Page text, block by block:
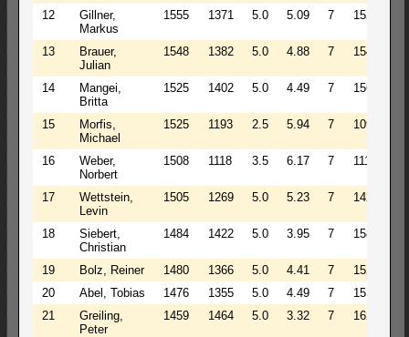
12
Gillner,
Markus
1555 1371 5.0 5.09 7 1529
13
Brauer,
Julian
1548 1382 5.0 4.88 7 1540
14
Mangei,
Britta
1525 1402 5.0 4.49 7 1560
15
Morfis,
Michael
1525 1193 2.5 5.94 7 1091
16
Weber,
Norbert
1508 1118 3.5 6.17 7 1118
17
Wettstein,
Levin
1505 1269 5.0 5.23 7 1427
18
Siebert,
Christian
1484 1422 5.0 3.95 7 1580
19 Bolz, Reiner 1480 1366 5.0 4.41 7 1524
20
Abel, Tobias 1476 1355 5.0 4.49 7 1513
21
Greiling,
Peter
1459 1464 5.0 3.32 7 1622